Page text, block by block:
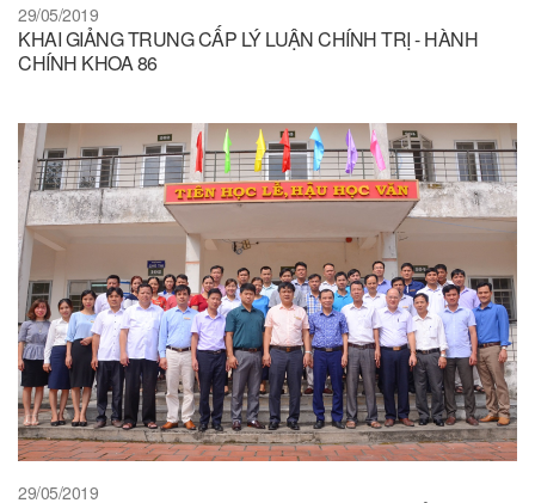
29/05/2019
KHAI GIẢNG TRUNG CẤP LÝ LUẬN CHÍNH TRỊ - HÀNH
CHÍNH KHOA 86
29/05/2019